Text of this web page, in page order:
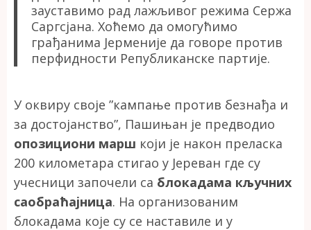
зауставимо рад лажљивог режима Сержа
Саргсјана. Хоћемо да омогућимо
грађанима Јерменије да говоре против
перфидности Републиканске партије.
У оквиру своје ”кампање против безнађа и
за достојанство”, Пашињан је предводио
опозициони марш који је након преласка
200 километара стигао у Јереван где су
учесници започели са блокадама кључних
саобраћајница. На организованим
блокадама које су се наставиле и у